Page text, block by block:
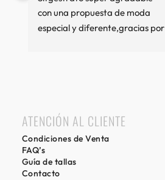
con una propuesta de moda
especial y diferente,gracias por
ATENCIÓN AL CLIENTE
Condiciones de Venta
FAQ’s
Guía de tallas
Contacto